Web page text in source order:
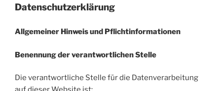
Datenschutzerklärung
Allgemeiner Hinweis und Pflichtinformationen
Benennung der verantwortlichen Stelle
Die verantwortliche Stelle für die Datenverarbeitung